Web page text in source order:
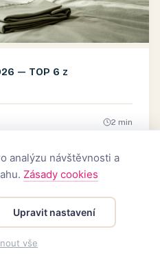
— TOP 6 z
2 min
analýzu návštěvnosti a
Zásady cookies
Upravit nastavení
vše